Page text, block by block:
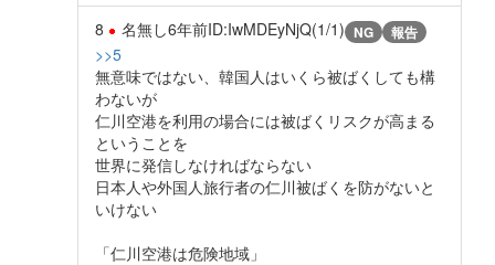
8 名無し6年前ID:IwMDEyNjQ(1/1) NG 報告
>>5
無意味ではない、韓国人はいくら被ばくしても構
わないが
仁川空港を利用の場合には被ばくリスクが高まる
ということを
世界に発信しなければならない
日本人や外国人旅行者の仁川被ばくを防がないと
いけない
「仁川空港は危険地域」